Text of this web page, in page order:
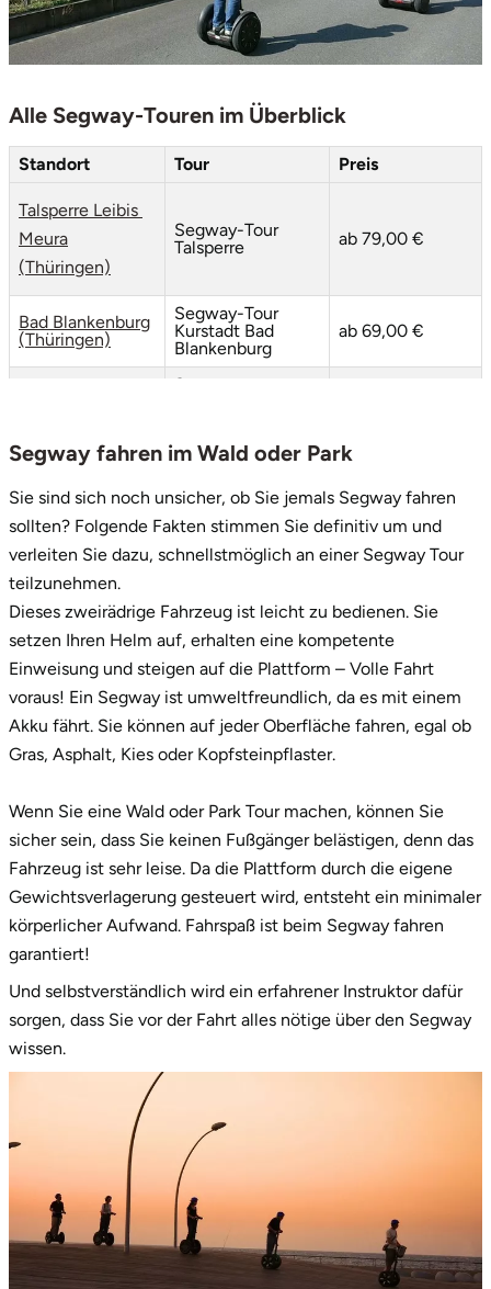
Alle Segway-Touren im Überblick
Standort Tour Preis
Talsperre Leibis
Meura
(Thüringen)
Segway-Tour
Talsperre
ab 79,00 €
Bad Blankenburg
(Thüringen)
Segway-Tour
Kurstadt Bad
Blankenburg
ab 69,00 €
Segway
Großreitenbach
Segway
Tour - Natur pur”
Rudolstadt
Segway
“Rudolstadt-Tour“
ab 55,00 €
- Natur pur”
Schwarzburg
Segway Tour
“Schwarzburg”
ab 45,00 €
Segway fahren im Wald oder Park
Sie sind sich noch unsicher, ob Sie jemals Segway fahren
sollten? Folgende Fakten stimmen Sie definitiv um und
verleiten Sie dazu, schnellstmöglich an einer Segway Tour
teilzunehmen.
Dieses zweirädrige Fahrzeug ist leicht zu bedienen. Sie
setzen Ihren Helm auf, erhalten eine kompetente
Einweisung und steigen auf die Plattform – Volle Fahrt
voraus! Ein Segway ist umweltfreundlich, da es mit einem
Akku fährt. Sie können auf jeder Oberfläche fahren, egal ob
Gras, Asphalt, Kies oder Kopfsteinpflaster.
Wenn Sie eine Wald oder Park Tour machen, können Sie
sicher sein, dass Sie keinen Fußgänger belästigen, denn das
Fahrzeug ist sehr leise. Da die Plattform durch die eigene
Gewichtsverlagerung gesteuert wird, entsteht ein minimaler
körperlicher Aufwand. Fahrspaß ist beim Segway fahren
garantiert!
Und selbstverständlich wird ein erfahrener Instruktor dafür
sorgen, dass Sie vor der Fahrt alles nötige über den Segway
wissen.
Uckermark
Viersen
Villingen Schwenningen
Vorpommern-Greifswald
Weimar
Wertach
Wesel
Witten
Würzburg
Zweibrücken
Zwickau
Öhringen